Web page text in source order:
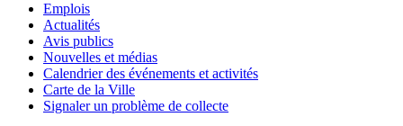
Emplois
Actualités
Avis publics
Nouvelles et médias
Calendrier des événements et activités
Carte de la Ville
Signaler un problème de collecte